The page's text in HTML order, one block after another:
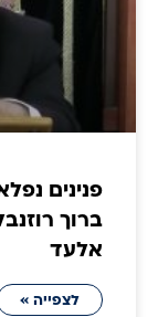
פנינים
ברוך
אלעד
לצפייה »